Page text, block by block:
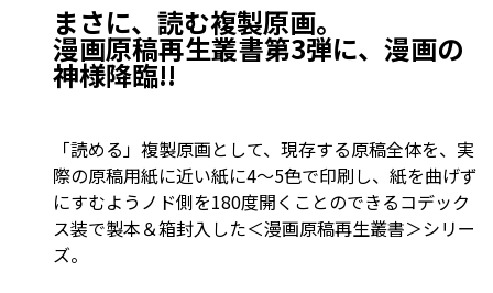
まさに、読む複製原画。
漫画原稿再生叢書第3弾に、漫画の
神様降臨!!
「読める」複製原画として、現存する原稿全体を、実
際の原稿用紙に近い紙に4～5色で印刷し、紙を曲げず
にすむようノド側を180度開くことのできるコデック
ス装で製本＆箱封入した＜漫画原稿再生叢書＞シリー
ズ。